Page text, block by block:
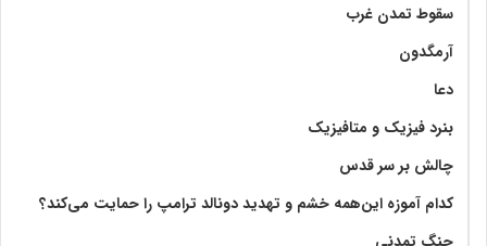
سقوط تمدن غرب
آرمگدون
دعا
بنرد فیزیک و متافیزیک
چالش بر سر قدس
کدام آموزه این‌همه خشم و تهدید دونالد ترامپ را حمایت می‌کند؟